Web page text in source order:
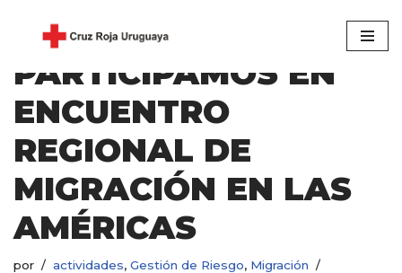
Saltar
al
PARTICIPAMOS EN
ENCUENTRO
REGIONAL DE
MIGRACIÓN EN LAS
AMÉRICAS
por actividades, Gestión de Riesgo, Migración